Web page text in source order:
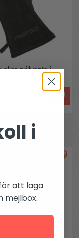
eller grillvante i
i
att laga
mejlbox.